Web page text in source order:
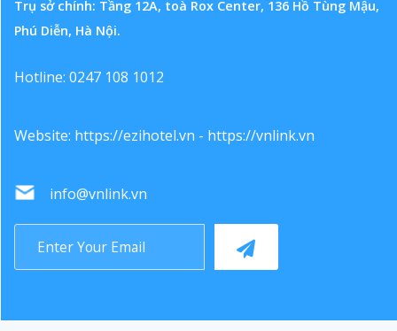
Trụ sở chính: Tầng 12A, toà Rox Center, 136 Hồ Tùng Mậu,
Phú Diễn, Hà Nội.
Hotline: 0247 108 1012
Website: https://ezihotel.vn - https://vnlink.vn
info@vnlink.vn